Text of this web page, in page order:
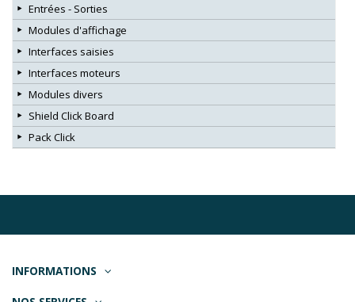
Entrées - Sorties
Modules d'affichage
Interfaces saisies
Interfaces moteurs
Modules divers
Shield Click Board
Pack Click
INFORMATIONS